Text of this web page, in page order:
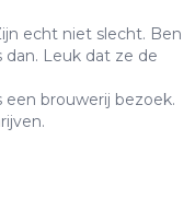
echt niet slecht. Ben
Leuk dat ze de
brouwerij bezoek.